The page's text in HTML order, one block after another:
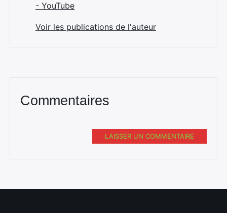
- YouTube
Voir les publications de l'auteur
Commentaires
LAISSER UN COMMENTAIRE